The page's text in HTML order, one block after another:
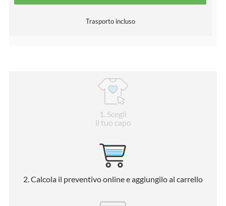
Trasporto incluso
1 . Scegli
il tuo capo
2. Calcola il preventivo online e aggiungilo al carrello